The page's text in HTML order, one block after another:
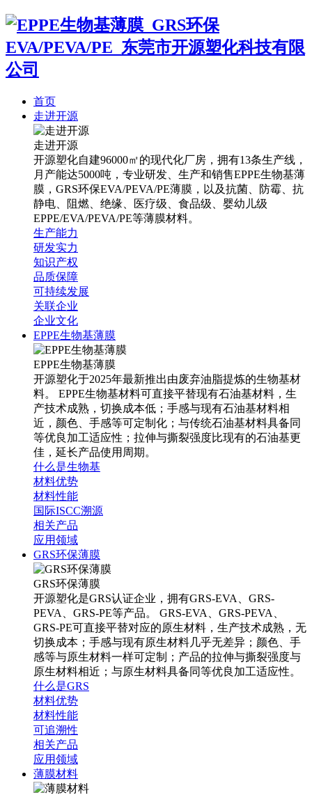
首页
走进开源
走进开源
开源塑化自建96000㎡的现代化厂房，拥有13条生产线，
月产能达5000吨，专业研发、生产和销售EPPE生物基薄
膜，GRS环保EVA/PEVA/PE薄膜，以及抗菌、防霉、抗
静电、阻燃、绝缘、医疗级、食品级、婴幼儿级
EPPE/EVA/PEVA/PE等薄膜材料。
生产能力
研发实力
知识产权
品质保障
可持续发展
关联企业
企业文化
EPPE生物基薄膜
EPPE生物基薄膜
开源塑化于2025年最新推出由废弃油脂提炼的生物基材
料。 EPPE生物基材料可直接平替现有石油基材料，生
产技术成熟，切换成本低；手感与现有石油基材料相
近，颜色、手感等可定制化；与传统石油基材料具备同
等优良加工适应性；拉伸与撕裂强度比现有的石油基更
佳，延长产品使用周期。
什么是生物基
材料优势
材料性能
国际ISCC溯源
相关产品
应用领域
GRS环保薄膜
GRS环保薄膜
开源塑化是GRS认证企业，拥有GRS-EVA、GRS-
PEVA、GRS-PE等产品。 GRS-EVA、GRS-PEVA、
GRS-PE可直接平替对应的原生材料，生产技术成熟，无
切换成本；手感与现有原生材料几乎无差异；颜色、手
感等与原生材料一样可定制；产品的拉伸与撕裂强度与
原生材料相近；与原生材料具备同等优良加工适应性。
什么是GRS
材料优势
材料性能
可追溯性
相关产品
应用领域
薄膜材料